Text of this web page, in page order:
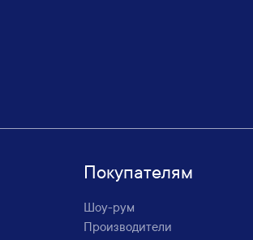
Покупателям
Шоу-рум
Производители